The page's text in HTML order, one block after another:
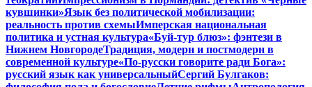
кувшинки»Язык без политической мобилизации:
реальность против схемыИмперская национальная
политика и устная культура«Буй-тур блюз»: фэнтези в
Нижнем НовгородеТрадиция, модерн и постмодерн в
современной культуре«По-русски говорите ради Бога»:
русский язык как универсальныйСергий Булгаков: